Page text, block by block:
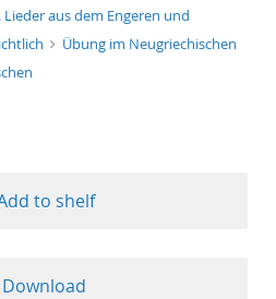
aus dem Engeren und
Übung im Neugriechischen
to shelf
Download